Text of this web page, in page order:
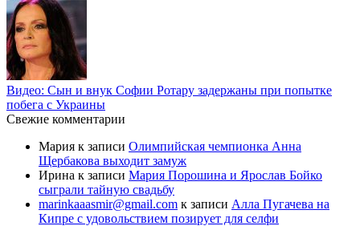
Видео: Сын и внук Софии Ротару задержаны при попытке
побега с Украины
Свежие комментарии
Мария к записи Олимпийская чемпионка Анна
Щербакова выходит замуж
Ирина к записи Мария Порошина и Ярослав Бойко
сыграли тайную свадьбу
marinkaaasmir@gmail.com к записи Алла Пугачева на
Кипре с удовольствием позирует для селфи